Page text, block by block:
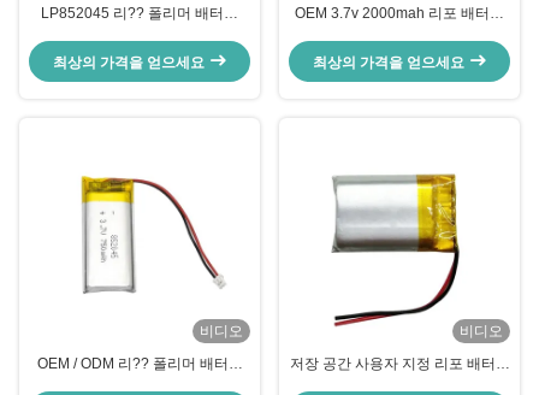
LP852045 리?? 폴리머 배터리
최상의 가격을 얻으세요
OEM 3.7v 2000mah 리포 배터리
터리
최상의 가격을 얻으세요
비디오
OEM / ODM 리?? 폴리머 배터리
비디오
저장 공간 사용자 지정 리포 배터리